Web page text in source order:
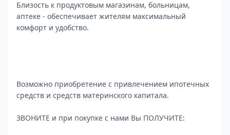
Близость к продуктовым магазинам, больницам,
аптеке - обеспечивает жителям максимальный
комфорт и удобство.
Возможно приобретение с привлечением ипотечных
средств и средств материнского капитала.
ЗВОНИТЕ и при покупке с нами Вы ПОЛУЧИТЕ: